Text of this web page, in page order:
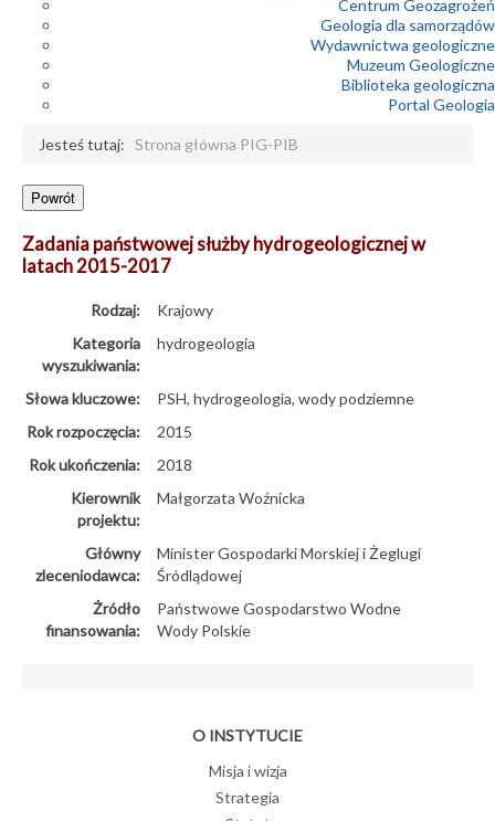
Centrum Geozagrożeń
Geologia dla samorządów
Wydawnictwa geologiczne
Muzeum Geologiczne
Biblioteka geologiczna
Portal Geologia
Jesteś tutaj: Strona główna PIG-PIB
Zadania państwowej służby hydrogeologicznej w
latach 2015-2017
Rodzaj:
Krajowy
Kategoria
wyszukiwania:
hydrogeologia
Słowa kluczowe:
PSH, hydrogeologia, wody podziemne
Rok rozpoczęcia:
2015
Rok ukończenia:
2018
Kierownik
projektu:
Małgorzata Woźnicka
Główny
zleceniodawca:
Minister Gospodarki Morskiej i Żeglugi
Śródlądowej
Żródło
finansowania:
Państwowe Gospodarstwo Wodne
Wody Polskie
O INSTYTUCIE
Misja i wizja
Strategia